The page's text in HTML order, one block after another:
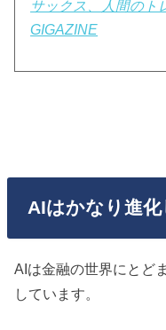
サックス、人間のト
GIGAZINE
AIはかなり進
AIは金融の世界にとど
しています。